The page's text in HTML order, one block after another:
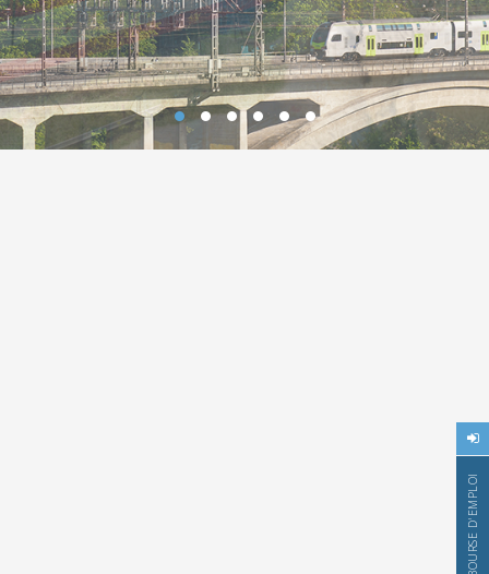
BOURSE D'EMPLOI